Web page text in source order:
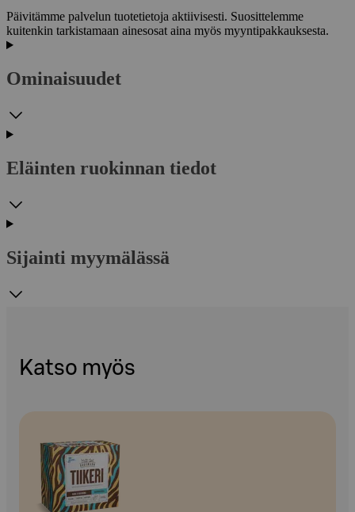
Päivitämme palvelun tuotetietoja aktiivisesti. Suosittelemme
kuitenkin tarkistamaan ainesosat aina myös myyntipakkauksesta.
Ominaisuudet
Eläinten ruokinnan tiedot
Sijainti myymälässä
Katso myös